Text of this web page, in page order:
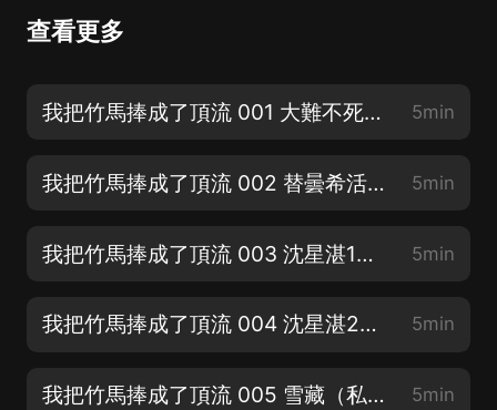
查看更多
我把竹馬捧成了頂流 001 大難不死？（新書上架❤️求訂閱） 5min
我把竹馬捧成了頂流 002 替曇希活下去（求訂閱❤️求月票） 5min
我把竹馬捧成了頂流 003 沈星湛1（求訂閱❤️求月票） 5min
我把竹馬捧成了頂流 004 沈星湛2（求訂閱❤️求月票） 5min
我把竹馬捧成了頂流 005 雪藏（私信主播加專屬粉絲群） 5min